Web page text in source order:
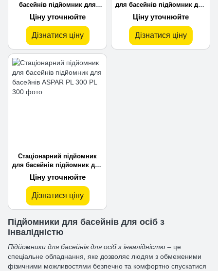
басейнів підйомник для
басейнів ASPAR PL 160
Ціну уточнюйте
Дізнатися ціну
для басейнів підйомник для
басейнів ASPAR PL 250
Ціну уточнюйте
Дізнатися ціну
Стаціонарний підйомник
для басейнів підйомник для
басейнів ASPAR PL 300
Ціну уточнюйте
Дізнатися ціну
Підйомники для басейнів для осіб з
інвалідністю
Підйомники для басейнів для осіб з інвалідністю – це
спеціальне обладнання, яке дозволяє людям з обмеженими
фізичними можливостями безпечно та комфортно спускатися